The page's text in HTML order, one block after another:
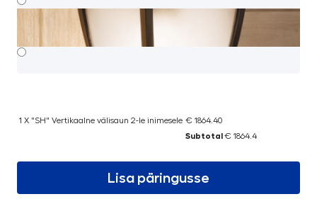
1 X "SH" Vertikaalne välisaun 2-le inimesele € 1864.40
Subtotal€ 1864.4
Lisa päringusse